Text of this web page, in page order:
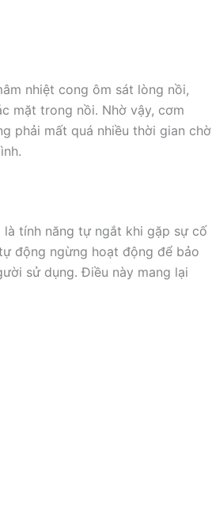
nhiệt cong ôm sát lòng nồi,
mặt trong nồi. Nhờ vậy, cơm
phải mất quá nhiều thời gian chờ
là tính năng tự ngắt khi gặp sự cố
động ngừng hoạt động để bảo
sử dụng. Điều này mang lại